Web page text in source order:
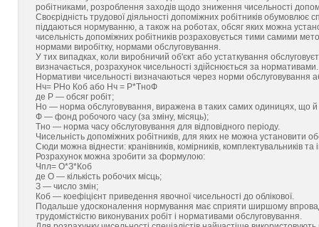
робітниками, розроблення заходів щодо зниження чисельності
Своєрідність трудової діяльності допоміжних робітників обумовлює
піддаються нормуванню, а також на роботах, обсяг яких можна
чисельність допоміжних робітників розраховується тими самими
нормами виробітку, нормами обслуговування.
У тих випадках, коли виробничий об'єкт або устаткування
визначається, розрахунок чисельності здійснюється за нормативами.
Нормативи чисельності визначаються через норми обслуговування
Нч= РНо Коб або Нч = Р*ТноФ
де Р — обсяг робіт;
Но — норма обслуговування, виражена в таких самих одиницях, що й
Ф — фонд робочого часу (за зміну, місяць);
Тно — норма часу обслуговування для відповідного періоду.
Чисельність допоміжних робітників, для яких не можна установити
Сюди можна віднести: кранівників, комірників, комплектувальників та
Розрахунок можна зробити за формулою:
Чпл= О*З*Коб
де О — кількість робочих місць;
З — число змін;
Коб — коефіцієнт приведення явочної чисельності до облікової.
Подальше удосконалення нормування має сприяти ширшому
трудомісткістю виконуваних робіт і нормативами обслуговування.